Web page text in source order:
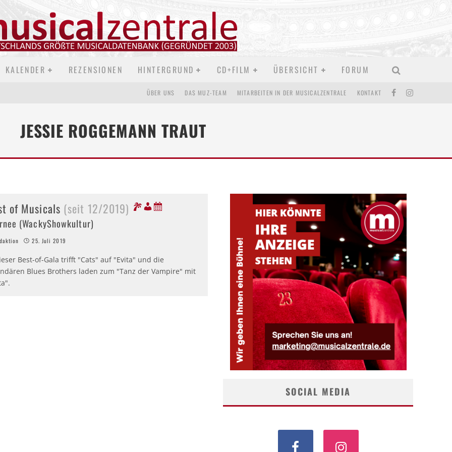
KALENDER REZENSIONEN HINTERGRUND CD+FILM ÜBERSICHT FORUM
ÜBER UNS DAS MUZ-TEAM MITARBEITEN IN DER MUSICALZENTRALE KONTAKT
JESSIE ROGGEMANN TRAUT
of Musicals (seit 12/2019)
(WackyShowkultur)
25. Juli 2019
Best-of-Gala trifft "Cats" auf "Evita" und die
Blues Brothers laden zum "Tanz der Vampire" mit
SOCIAL MEDIA